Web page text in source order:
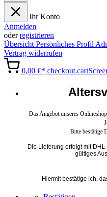
Ihr Konto
Anmelden
oderregistrieren
Übersicht Persönliches Profil
Vertrag widerrufen
0,00 €*
Das Angebot unseres
Bitte bestätige
Die Lieferung erfolgt mit
gültiges
Hiermit bestätige ich,